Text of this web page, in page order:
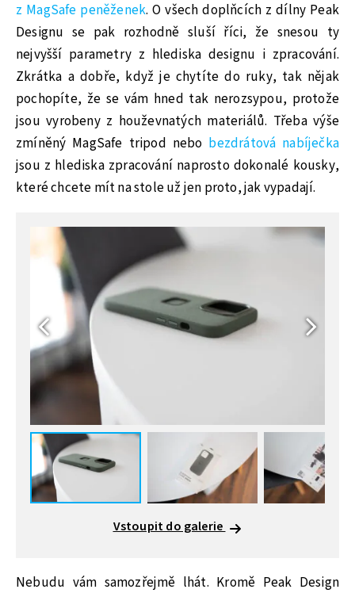
z MagSafe peněženek. O všech doplňcích z dílny Peak
Designu se pak rozhodně sluší říci, že snesou ty
nejvyšší parametry z hlediska designu i zpracování.
Zkrátka a dobře, když je chytíte do ruky, tak nějak
pochopíte, že se vám hned tak nerozsypou, protože
jsou vyrobeny z houževnatých materiálů. Třeba výše
zmíněný MagSafe tripod nebo bezdrátová nabíječka
jsou z hlediska zpracování naprosto dokonalé kousky,
které chcete mít na stole už jen proto, jak vypadají.
Vstoupit do galerie
Nebudu vám samozřejmě lhát. Kromě Peak Design